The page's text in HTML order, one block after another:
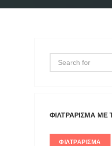
ΦΙΛΤΡΆΡΙΣΜΑ ΜΕ
ΦΙΛΤΡΆΡΙΣΜΑ